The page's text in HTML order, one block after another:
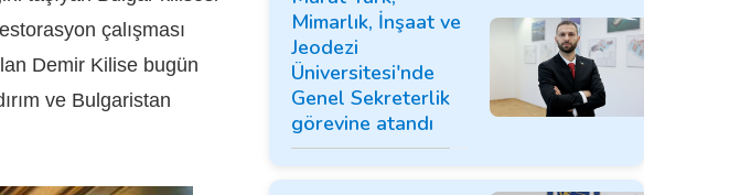
çalışması
Demir Kilise bugün
ve Bulgaristan
Mimarlık, İnşaat ve
Jeodezi
Üniversitesi'nde
Genel Sekreterlik
görevine atandı